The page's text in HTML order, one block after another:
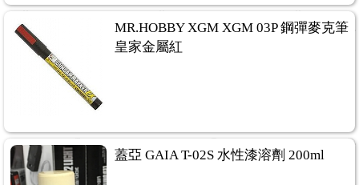
MR.HOBBY XGM XGM 03P 鋼彈麥克筆
皇家金屬紅
蓋亞 GAIA T-02S 水性漆溶劑 200ml